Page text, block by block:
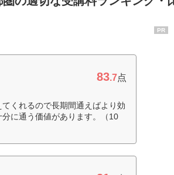
83.7点
くれるので長期間通えばより効
に通う価値があります。（10
PR